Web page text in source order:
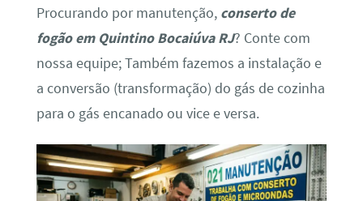
Procurando por manutenção, conserto de
fogão em Quintino Bocaiúva RJ? Conte com
nossa equipe; Também fazemos a instalação e
a conversão (transformação) do gás de cozinha
para o gás encanado ou vice e versa.